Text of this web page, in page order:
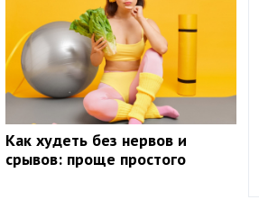
Как худеть без нервов и
срывов: проще простого